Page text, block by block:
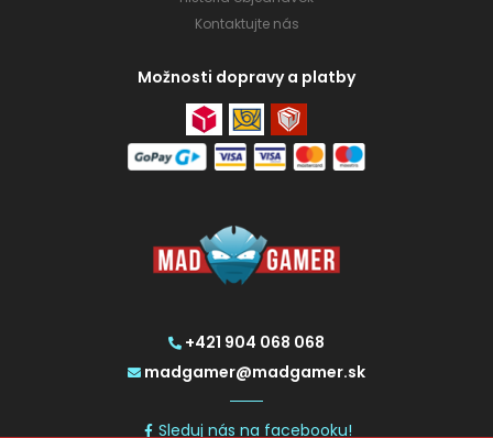
+421 904 068 068
madgamer@madgamer.sk
Sleduj nás na facebooku!
Kontaktujte nás
Možnosti dopravy a platby